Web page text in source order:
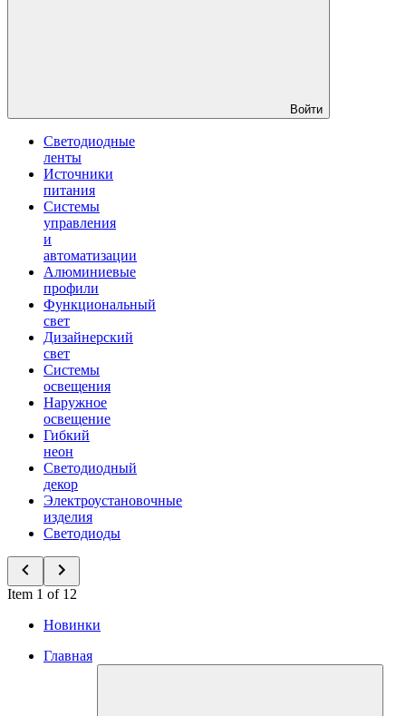
Войти
Светодиодные
ленты
Источники
питания
Системы
управления
и
автоматизации
Алюминиевые
профили
Функциональный
свет
Дизайнерский
свет
Системы
освещения
Наружное
освещение
Гибкий
неон
Светодиодный
декор
Электроустановочные
изделия
Светодиоды
Item 1 of 12
Новинки
Главная